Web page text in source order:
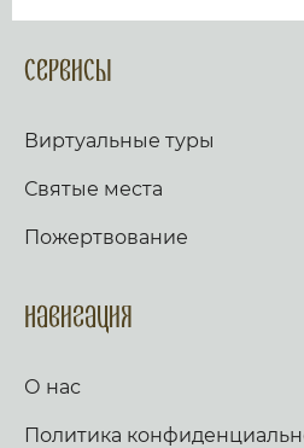
Сервисы
Виртуальные туры
Святые места
Пожертвование
Навигация
О нас
Политика